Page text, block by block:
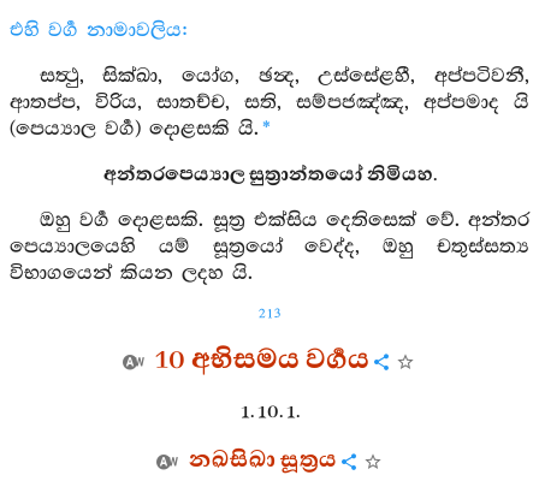
එහි වර්‍ග නාමාවලිය:
සත්‍ථු, සික්ඛා, යෝග, ඡන්‍ද, උස්සේළහී, අප්පටිවනී,
ආතප්ප, විරිය, සාතච්ච, සති, සම්පජඤ්ඤ, අප්පමාද යි
(පෙය්‍යාල වර්‍ග) දොළසකි යි. *
අන්තරපෙය්‍යාල සුත්‍රාන්තයෝ නිමියහ.
ඔහු වර්‍ග දොළසකි. සූත්‍ර එක්සිය දෙතිසෙක් වේ. අන්තර
පෙය්‍යාලයෙහි යම් සූත්‍රයෝ වෙද්ද, ඔහු චතුස්සත්‍ය
විභාගයෙන් කියන ලදහ යි.
213
10 අභිසමය වර්‍ගය
1. 10. 1.
නඛසිඛා සූත්‍රය